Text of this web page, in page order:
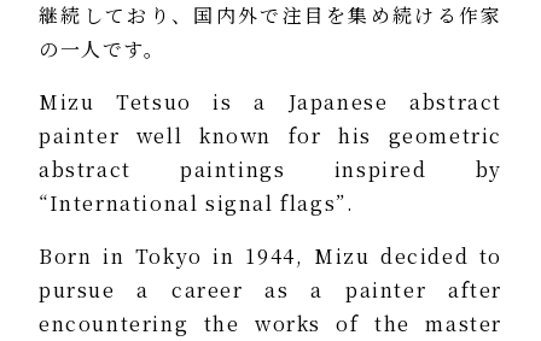
継続しており、国内外で注目を集め続ける作家
の一人です。
Mizu Tetsuo is a Japanese abstract
painter well known for his geometric
abstract paintings inspired by
“International signal flags”.
Born in Tokyo in 1944, Mizu decided to
pursue a career as a painter after
encountering the works of the master